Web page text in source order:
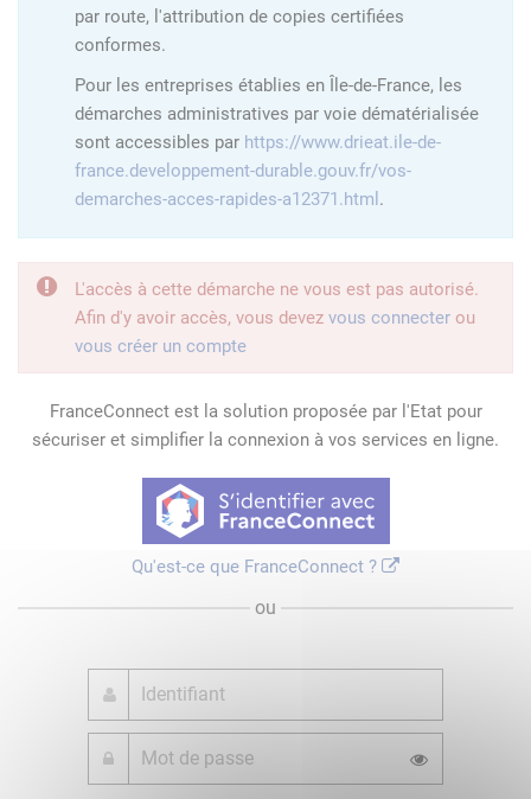
par route, l'attribution de copies certifiées
conformes.
Pour les entreprises établies en Île-de-France, les
démarches administratives par voie dématérialisée
sont accessibles par https://www.drieat.ile-de-
france.developpement-durable.gouv.fr/vos-
demarches-acces-rapides-a12371.html .
L'accès à cette démarche ne vous est pas autorisé.
Afin d'y avoir accès, vous devez vous connecter ou
vous créer un compte
FranceConnect est la solution proposée par l'Etat pour
sécuriser et simplifier la connexion à vos services en ligne.
Qu'est-ce que FranceConnect ?
ou